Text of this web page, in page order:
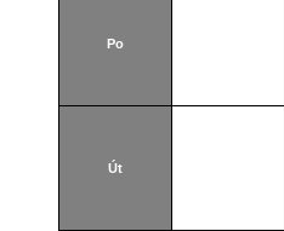
Po
Út